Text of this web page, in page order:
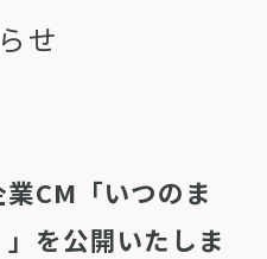
せ
CM 「いつのま
を公開いたしま